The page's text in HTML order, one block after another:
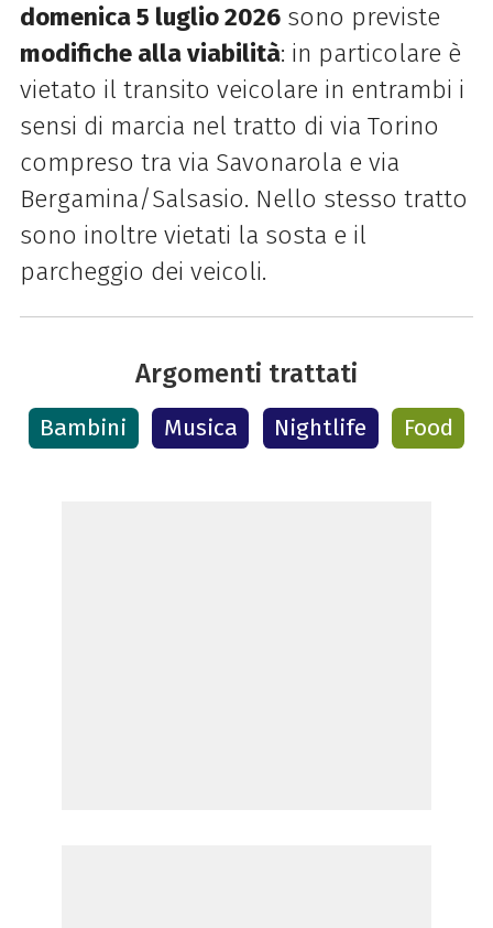
domenica 5 luglio 2026sono previste
modifiche alla viabilità: in particolare è
vietato il transito veicolare in entrambi i
sensi di marcia nel tratto di via Torino
compreso tra via Savonarola e via
Bergamina/Salsasio. Nello stesso tratto
sono inoltre vietati la sosta e il
parcheggio dei veicoli.
Argomenti trattati
Bambini Musica Nightlife Food